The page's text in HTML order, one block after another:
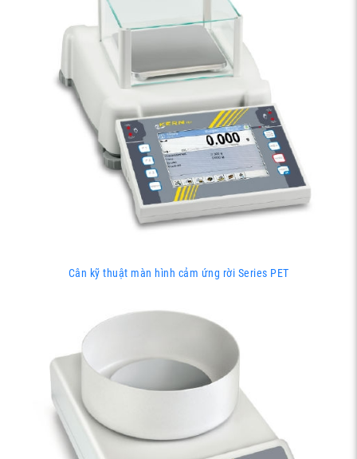
Cân kỹ thuật màn hình cảm ứng rời Series PET